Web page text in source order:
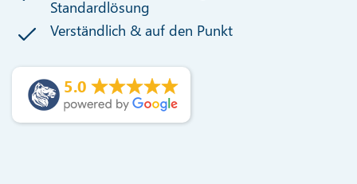
Standardlösung
Verständlich & auf den Punkt
5.0